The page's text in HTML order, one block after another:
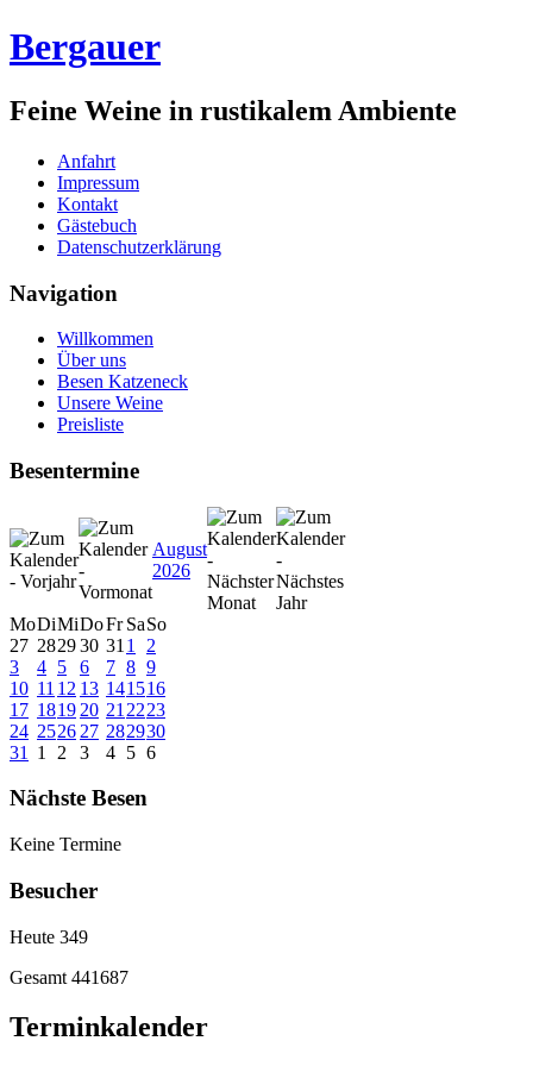
Bergauer
Feine Weine in rustikalem Ambiente
Anfahrt
Impressum
Kontakt
Gästebuch
Datenschutzerklärung
Navigation
Willkommen
Über uns
Besen Katzeneck
Unsere Weine
Preisliste
Besentermine
August
2026
MoDiMiDoFr SaSo
27 282930 31 1
2
3
4 5 6 7 8 9
10 11 12 13 141516
17 1819 20 21 2223
24 2526 27 282930
31
1 2 3 4 5 6
Nächste Besen
Keine Termine
Besucher
Heute 349
Gesamt 441687
Terminkalender